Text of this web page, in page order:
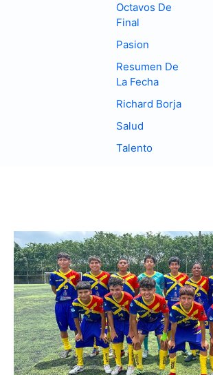
Octavos De
Final
Pasion
Resumen De
La Fecha
Richard Borja
Salud
Talento